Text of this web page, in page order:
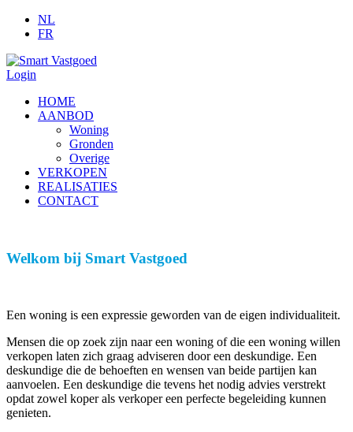
NL
FR
Login
HOME
AANBOD
Woning
Gronden
Overige
VERKOPEN
REALISATIES
CONTACT
Welkom bij Smart Vastgoed
Een woning is een expressie geworden van de eigen individualiteit.
Mensen die op zoek zijn naar een woning of die een woning willen
verkopen laten zich graag adviseren door een deskundige. Een
deskundige die de behoeften en wensen van beide partijen kan
aanvoelen. Een deskundige die tevens het nodig advies verstrekt
opdat zowel koper als verkoper een perfecte begeleiding kunnen
genieten.